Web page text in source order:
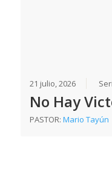
21 julio, 2026
No Hay
PASTOR:Mario Tayún